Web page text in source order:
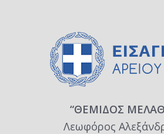
“ΘΕΜΙΔΟΣ
Λεωφόρος